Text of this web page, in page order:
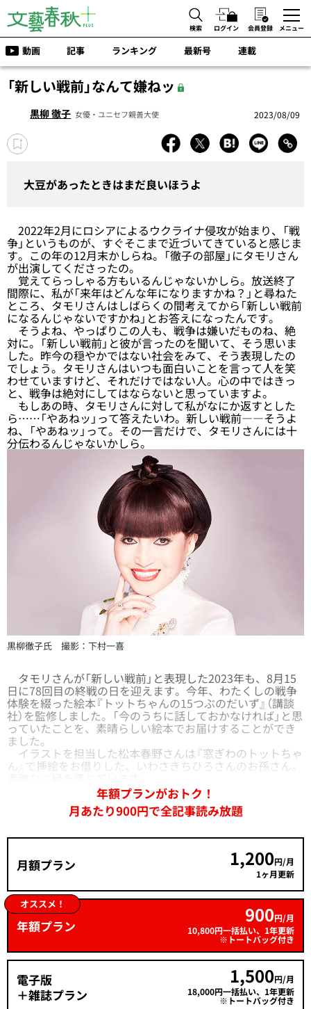
検索 ログイン 会員登録 メニュー
動画 記事 ランキング 最新号 連載
「新しい戦前」なんて嫌ねッ
黒柳 徹子 女優・ユニセフ親善大使 2023/08/09
大豆があったときはまだ良いほうよ
2022年2月にロシアによるウクライナ侵攻が始まり、「戦
争」というものが、すぐそこまで近づいてきていると感じま
す。この年の12月末かしらね。「徹子の部屋」にタモリさん
が出演してくださったの。
覚えてらっしゃる方もいるんじゃないかしら。放送終了
間際に、私が「来年はどんな年になりますかね？」と尋ねた
ところ、タモリさんはしばらくの間考えてから「新しい戦前
になるんじゃないですかね」とお答えになったんです。
そうよね、やっぱりこの人も、戦争は嫌いだものね、絶
対に。「新しい戦前」と彼が言ったのを聞いて、そう思いま
した。昨今の穏やかではない社会をみて、そう表現したの
でしょう。タモリさんはいつも面白いことを言って人を笑
わせていますけど、それだけではない人。心の中ではきっ
と、戦争は絶対にしてはならないと思っていますよ。
もしあの時、タモリさんに対して私がなにか返すとした
ら……「やあねッ」って答えたいわ。新しい戦前――そうよ
ね、「やあねッ」って。その一言だけで、タモリさんには十
分伝わるんじゃないかしら。
黒柳徹子氏 撮影：下村一喜
タモリさんが「新しい戦前」と表現した2023年も、8月15
日に78回目の終戦の日を迎えます。今年、わたくしの戦争
体験を綴った絵本『トットちゃんの15つぶのだいず』（講談
社）を監修しました。「今のうちに話しておかなければ」と思
っていたことを、素晴らしい絵本でお届けすることができ
ました。
イラストを担当した松本春野さんは『窓ぎわのトットちゃ
ん』で挿絵をお借りした、いわさきちひろさんのお孫さん。
年額プランがおトク！
月あたり900円で全記事読み放題
月額プラン 1,200円/月
1ヶ月更新
オススメ！
年額プラン 900円/月
10,800円一括払い、1年更新
※トートバッグ付き
電子版
＋雑誌プラン
1,500円/月
18,000円一括払い、1年更新
※トートバッグ付き